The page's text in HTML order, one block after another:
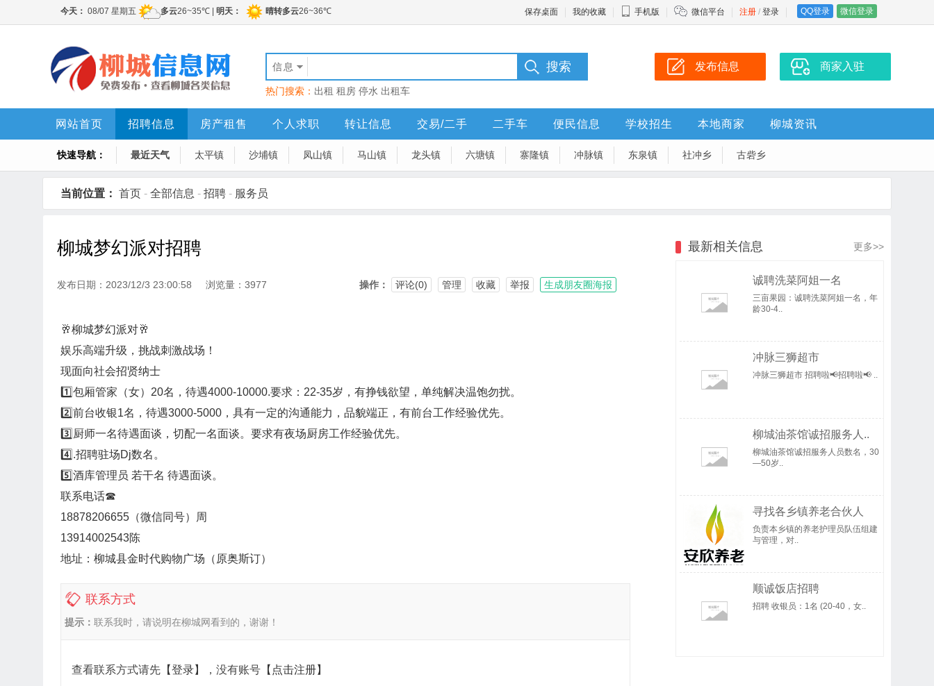
保存桌面 我的收藏 手机版 微信平台 注册 / 登录 QQ登录 微信登录
信息
热门搜索： 出租 租房 停水 出租车
发布信息 商家入驻
网站首页 招聘信息 房产租售 个人求职 转让信息 交易/二手 二手车 便民信息 学校招生 本地商家 柳城资讯
快速导航： 最近天气 太平镇 沙埔镇 凤山镇 马山镇 龙头镇 六塘镇 寨隆镇 冲脉镇 东泉镇 社冲乡 古砦乡
当前位置： 首页 - 全部信息 - 招聘 - 服务员
柳城梦幻派对招聘
发布日期：2023/12/3 23:00:58 浏览量：3977 操作： 评论(0) 管理 收藏 举报 生成朋友圈海报
🥂柳城梦幻派对🥂
娱乐高端升级，挑战刺激战场！
现面向社会招贤纳士
1️⃣包厢管家（女）20名，待遇4000-10000.要求：22-35岁，有挣钱欲望，单纯解决温饱勿扰。
2️⃣前台收银1名，待遇3000-5000，具有一定的沟通能力，品貌端正，有前台工作经验优先。
3️⃣厨师一名待遇面谈，切配一名面谈。要求有夜场厨房工作经验优先。
4️⃣.招聘驻场Dj数名。
5️⃣酒库管理员 若干名 待遇面谈。
联系电话☎
18878206655（微信同号）周
13914002543陈
地址：柳城县金时代购物广场（原奥斯订）
联系方式
提示： 联系我时，请说明在柳城网看到的，谢谢！
查看联系方式请先 【登录】 ，没有账号 【点击注册】
最新相关信息 更多>>
诚聘洗菜阿姐一名
三亩果园：诚聘洗菜阿姐一名，年
龄30-4..
冲脉三狮超市
冲脉三狮超市 招聘啦📢招聘啦📢 ..
柳城油茶馆诚招服务人..
柳城油茶馆诚招服务人员数名，30
—50岁..
寻找各乡镇养老合伙人
负责本乡镇的养老护理员队伍组建
与管理，对..
顺诚饭店招聘
招聘 收银员：1名 (20-40，女..